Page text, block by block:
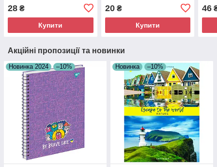
28 ₴
Купити
20₴
Купити
46
Акційні пропозиції та новинки
Новинка 2024 –10% Новинка –10%